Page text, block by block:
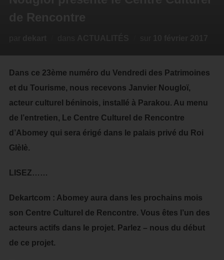
Dans ce 23ème numéro du Vendredi des Patrimoines
et du Tourisme, nous recevons Janvier Nougloï,
acteur culturel béninois, installé à Parakou. Au menu
de l’entretien, Le Centre Culturel de Rencontre
d’Abomey qui sera érigé dans le palais privé du Roi
Glèlè.
LISEZ……
Dekartcom : Abomey aura dans les prochains mois
son Centre Culturel de Rencontre. Vous êtes l’un des
acteurs actifs dans le projet. Parlez – nous du début
de ce projet.